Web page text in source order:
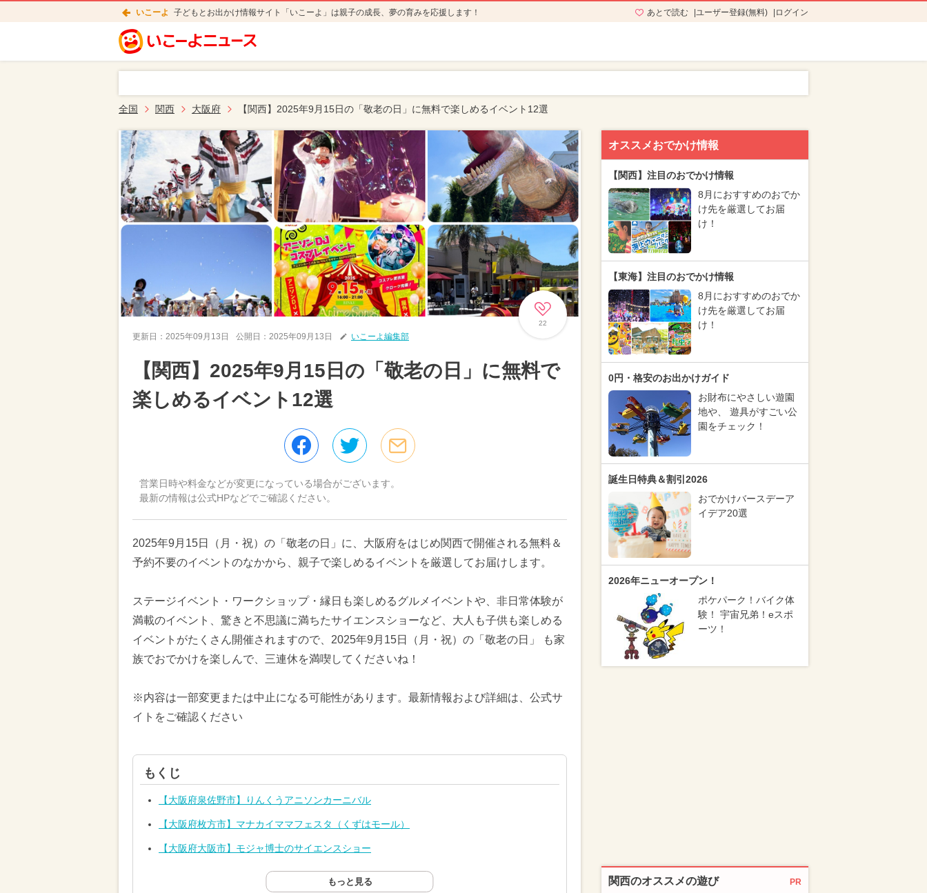
いこーよ 子どもとお出かけ情報サイト「いこーよ」は親子の成長、夢の育みを応援します！ あとで読む ユーザー登録(無料) ログイン
全国 関西 大阪府 【関西】2025年9月15日の「敬老の日」に無料で楽しめるイベント12選
22
更新日： 2025年09月13日 公開日： 2025年09月13日 いこーよ編集部
【関西】2025年9月15日の「敬老の日」に無料で
楽しめるイベント12選
営業日時や料金などが変更になっている場合がございます。
最新の情報は公式HPなどでご確認ください。
2025年9月15日（月・祝）の「敬老の日」に、大阪府をはじめ関西で開催される無料＆
予約不要のイベントのなかから、親子で楽しめるイベントを厳選してお届けします。
ステージイベント・ワークショップ・縁日も楽しめるグルメイベントや、非日常体験が
満載のイベント、驚きと不思議に満ちたサイエンスショーなど、大人も子供も楽しめる
イベントがたくさん開催されますので、2025年9月15日（月・祝）の「敬老の日」 も家
族でおでかけを楽しんで、三連休を満喫してくださいね！
※内容は一部変更または中止になる可能性があります。最新情報および詳細は、公式サ
イトをご確認ください
もくじ
【大阪府泉佐野市】りんくうアニソンカーニバル
【大阪府枚方市】マナカイママフェスタ（くずはモール）
【大阪府大阪市】モジャ博士のサイエンスショー
もっと見る
オススメおでかけ情報
【関西】注目のおでかけ情報
8月におすすめのおでか
け先を厳選してお届
け！
【東海】注目のおでかけ情報
8月におすすめのおでか
け先を厳選してお届
け！
0円・格安のお出かけガイド
お財布にやさしい遊園
地や、 遊具がすごい公
園をチェック！
誕生日特典＆割引2026
おでかけバースデーア
イデア20選
2026年ニューオープン！
ポケパーク！バイク体
験！ 宇宙兄弟！eスポ
ーツ！
関西のオススメの遊び PR